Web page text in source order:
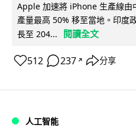
Apple 加速將 iPhone 生產線由
產量最高 50% 移至當地。印度
長至 204...
閱讀全文
512 237 ↗ 分享
人工智能